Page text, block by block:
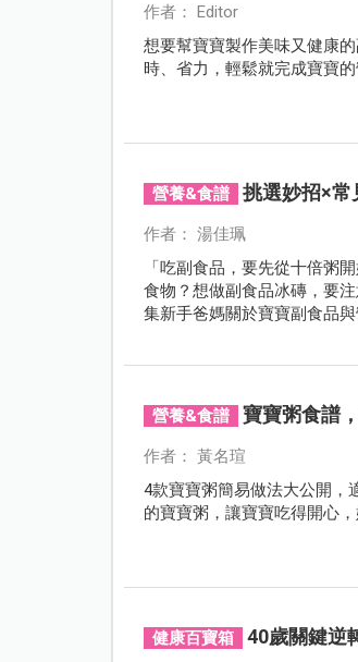
作者： Editor
想要幫寶寶製作美味又健康
時、省力，輕鬆就完成寶寶的
營養&食譜 挑選妙招×
作者： 湯佳珮
「吃副食品，要先從十倍粥
食物？想做副食品冰磚，要
集新手爸媽關於寶寶副食品
營養&食譜 寶寶粥食譜
作者： 黃名瑄
4款寶寶粥簡易做法大公開，
的寶寶粥，讓寶寶吃得開心
健康百寶箱 40歲關鍵逆